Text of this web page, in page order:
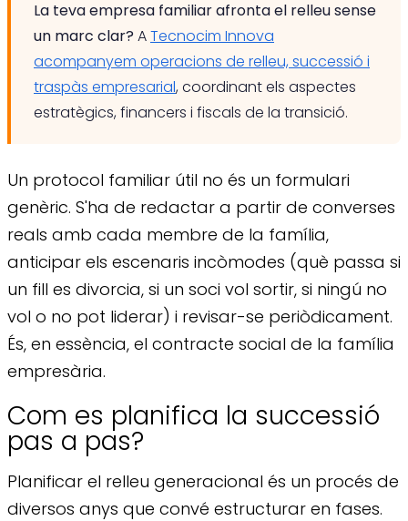
La teva empresa familiar afronta el relleu sense
un marc clar? ATecnocim Innova
acompanyem operacions de relleu, successió i
traspàs empresarial, coordinant els aspectes
estratègics, financers i fiscals de la transició.
Un protocol familiar útil no és un formulari
genèric. S'ha de redactar a partir de converses
reals amb cada membre de la família,
anticipar els escenaris incòmodes (què passa si
un fill es divorcia, si un soci vol sortir, si ningú no
vol o no pot liderar) i revisar-se periòdicament.
És, en essència, el contracte social de la família
empresària.
Com es planifica la successió
pas a pas?
Planificar el relleu generacional és un procés de
diversos anys que convé estructurar en fases.